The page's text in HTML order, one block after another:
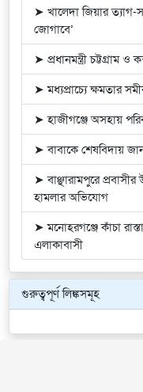
➤ খালেদা জিয়ার ত্যাগ-
জোগাবে’
➤ প্রধানমন্ত্রী চট্টগ্রাম
➤ মধ্যপ্রাচ্যে ক্ষমতার
➤ হাজীগঞ্জে অসহায়
➤ বাবাকে শেষবিদায়
➤ বাঞ্ছারামপুরে
হামলার অভিযোগ
➤ মনোহরগঞ্জে কাঁচা
এলাকাবাসী
গুরুত্বপূর্ণ লিঙ্কসমূহ